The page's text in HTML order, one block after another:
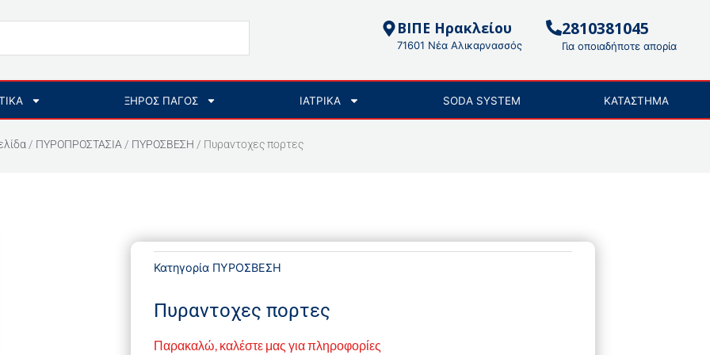
ΒΙΠΕ Ηρακλείου
71601 Νέα Αλικαρνασσός
2810381045
Για οποιαδήποτε απορία
ΞΗΡΟΣ ΠΑΓΟΣ ΙΑΤΡΙΚΑ SODA SYSTEM ΚΑΤΑΣΤΗΜΑ
/ ΠΥΡΟΠΡΟΣΤΑΣΙΑ / ΠΥΡΟΣΒΕΣΗ / Πυραντοχες πορτες
Κατηγορία ΠΥΡΟΣΒΕΣΗ
Πυραντοχες πορτες
Παρακαλώ, καλέστε μας για πληροφορίες